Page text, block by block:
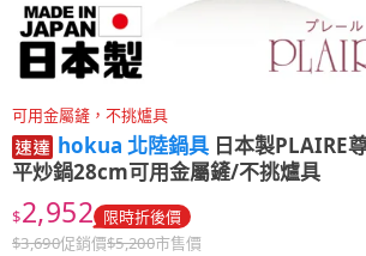
可用金屬鏟，不挑爐具
hokua 北陸鍋具 日本製PLAIRE
平炒鍋28cm可用金屬鏟/不挑爐具
$2,952 限時折後價
$3,690促銷價$5,200市售價